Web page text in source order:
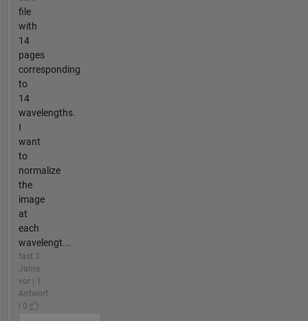
file
with
14
pages
corresponding
to
14
wavelengths.
I
want
to
normalize
the
image
at
each
wavelengt...
fast 3
Jahre
vor | 1
Antwort
| 0